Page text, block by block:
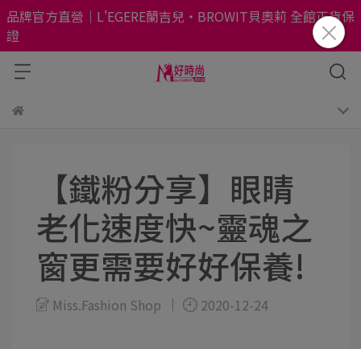
品牌官方直營｜L'EGERE蘭吉兒・BROWIT貝奧莉 全館正貨保
證
【鐵粉分享】眼睛
老化速度快~靈魂之
窗更需要好好保養!
Miss.Fashion Shop 2020-12-24